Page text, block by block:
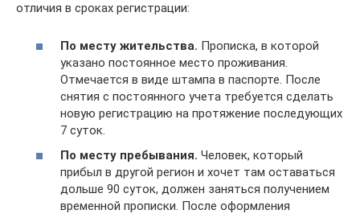
отличия в сроках регистрации:
По месту жительства. Прописка, в которой
указано постоянное место проживания.
Отмечается в виде штампа в паспорте. После
снятия с постоянного учета требуется сделать
новую регистрацию на протяжение последующих
7 суток.
По месту пребывания. Человек, который
прибыл в другой регион и хочет там оставаться
дольше 90 суток, должен заняться получением
временной прописки. После оформления